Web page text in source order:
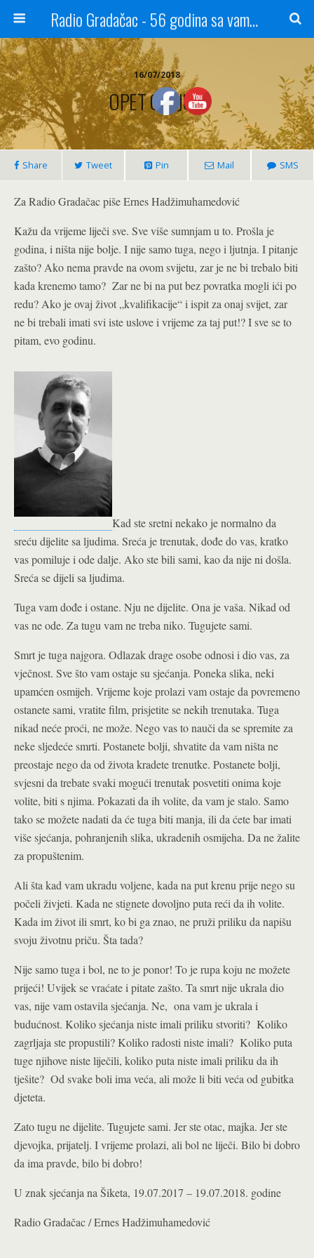
Radio Gradačac - 56 godina sa vama...
16/07/2018
OPET ON: JULI
Share Tweet Pin Mail SMS
Za Radio Gradačac piše Ernes Hadžimuhamedović
Kažu da vrijeme liječi sve. Sve više sumnjam u to. Prošla je
godina, i ništa nije bolje. I nije samo tuga, nego i ljutnja. I pitanje
zašto? Ako nema pravde na ovom svijetu, zar je ne bi trebalo biti
kada krenemo tamo? Zar ne bi na put bez povratka mogli ići po
redu? Ako je ovaj život „kvalifikacije“ i ispit za onaj svijet, zar
ne bi trebali imati svi iste uslove i vrijeme za taj put!? I sve se to
pitam, evo godinu.
Kad ste sretni nekako je normalno da
sreću dijelite sa ljudima. Sreća je trenutak, dođe do vas, kratko
vas pomiluje i ode dalje. Ako ste bili sami, kao da nije ni došla.
Sreća se dijeli sa ljudima.
Tuga vam dođe i ostane. Nju ne dijelite. Ona je vaša. Nikad od
vas ne ode. Za tugu vam ne treba niko. Tugujete sami.
Smrt je tuga najgora. Odlazak drage osobe odnosi i dio vas, za
vječnost. Sve što vam ostaje su sjećanja. Poneka slika, neki
upamćen osmijeh. Vrijeme koje prolazi vam ostaje da povremeno
ostanete sami, vratite film, prisjetite se nekih trenutaka. Tuga
nikad neće proći, ne može. Nego vas to nauči da se spremite za
neke sljedeće smrti. Postanete bolji, shvatite da vam ništa ne
preostaje nego da od života kradete trenutke. Postanete bolji,
svjesni da trebate svaki mogući trenutak posvetiti onima koje
volite, biti s njima. Pokazati da ih volite, da vam je stalo. Samo
tako se možete nadati da će tuga biti manja, ili da ćete bar imati
više sjećanja, pohranjenih slika, ukradenih osmijeha. Da ne žalite
za propuštenim.
Ali šta kad vam ukradu voljene, kada na put krenu prije nego su
počeli živjeti. Kada ne stignete dovoljno puta reći da ih volite.
Kada im život ili smrt, ko bi ga znao, ne pruži priliku da napišu
svoju životnu priču. Šta tada?
Nije samo tuga i bol, ne to je ponor! To je rupa koju ne možete
prijeći! Uvijek se vraćate i pitate zašto. Ta smrt nije ukrala dio
vas, nije vam ostavila sjećanja. Ne, ona vam je ukrala i
budućnost. Koliko sjećanja niste imali priliku stvoriti? Koliko
zagrljaja ste propustili? Koliko radosti niste imali? Koliko puta
tuge njihove niste liječili, koliko puta niste imali priliku da ih
tješite? Od svake boli ima veća, ali može li biti veća od gubitka
djeteta.
Zato tugu ne dijelite. Tugujete sami. Jer ste otac, majka. Jer ste
djevojka, prijatelj. I vrijeme prolazi, ali bol ne liječi. Bilo bi dobro
da ima pravde, bilo bi dobro!
U znak sjećanja na Šiketa, 19.07.2017 – 19.07.2018. godine
Radio Gradačac / Ernes Hadžimuhamedović